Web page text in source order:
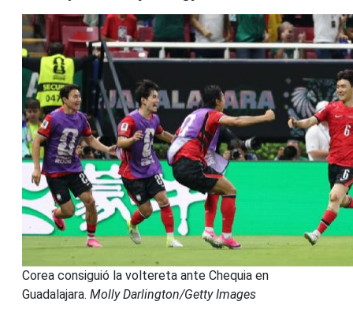
Corea consiguió la voltereta ante Chequia en
Guadalajara. Molly Darlington/Getty Images